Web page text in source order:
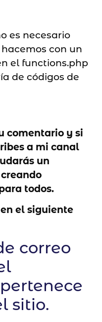
es necesario
con un
el functions.php
de códigos de
comentario y si
a mi canal
un
todos.
el siguiente
correo
sitio.